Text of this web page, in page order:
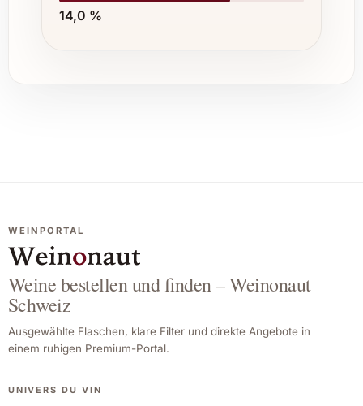
14,0 %
WEINPORTAL
Weine bestellen und finden – Weinonaut
Schweiz
Ausgewählte Flaschen, klare Filter und direkte Angebote in
einem ruhigen Premium-Portal.
UNIVERS DU VIN